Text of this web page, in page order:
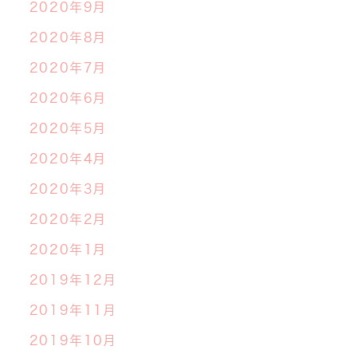
2020年9月
2020年8月
2020年7月
2020年6月
2020年5月
2020年4月
2020年3月
2020年2月
2020年1月
2019年12月
2019年11月
2019年10月